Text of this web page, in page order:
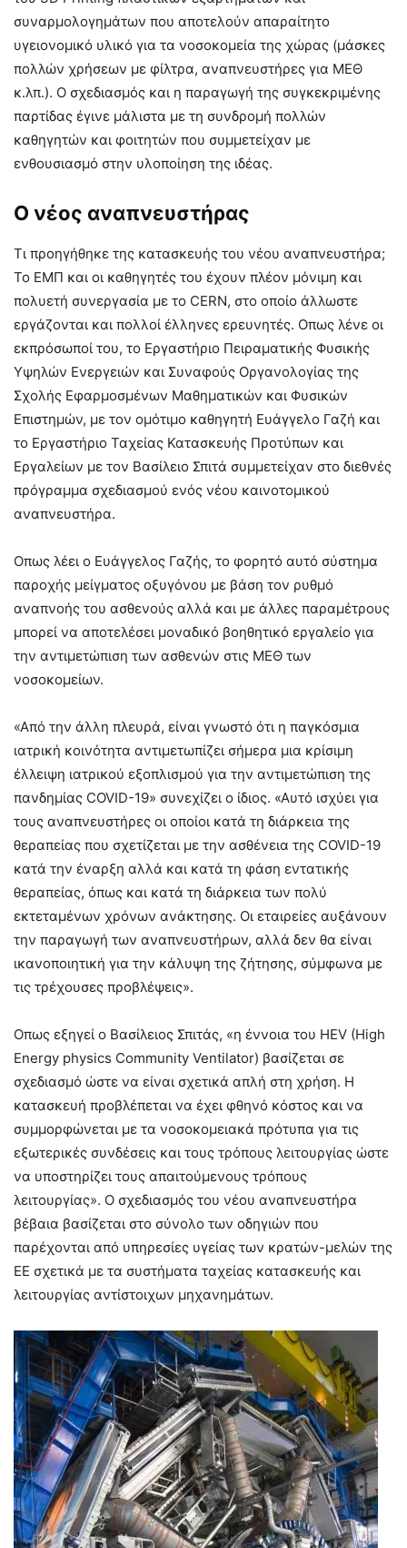
συναρμολογημάτων που αποτελούν απαραίτητο
υγειονομικό υλικό για τα νοσοκομεία της χώρας (μάσκες
πολλών χρήσεων με φίλτρα, αναπνευστήρες για ΜΕΘ
κ.λπ.). Ο σχεδιασμός και η παραγωγή της συγκεκριμένης
παρτίδας έγινε μάλιστα με τη συνδρομή πολλών
καθηγητών και φοιτητών που συμμετείχαν με
ενθουσιασμό στην υλοποίηση της ιδέας.
Ο νέος αναπνευστήρας
Τι προηγήθηκε της κατασκευής του νέου αναπνευστήρα;
Το ΕΜΠ και οι καθηγητές του έχουν πλέον μόνιμη και
πολυετή συνεργασία με το CERN, στο οποίο άλλωστε
εργάζονται και πολλοί έλληνες ερευνητές. Οπως λένε οι
εκπρόσωποί του, το Εργαστήριο Πειραματικής Φυσικής
Υψηλών Ενεργειών και Συναφούς Οργανολογίας της
Σχολής Εφαρμοσμένων Μαθηματικών και Φυσικών
Επιστημών, με τον ομότιμο καθηγητή Ευάγγελο Γαζή και
το Εργαστήριο Ταχείας Κατασκευής Προτύπων και
Εργαλείων με τον Βασίλειο Σπιτά συμμετείχαν στο διεθνές
πρόγραμμα σχεδιασμού ενός νέου καινοτομικού
αναπνευστήρα.
Οπως λέει ο Ευάγγελος Γαζής, το φορητό αυτό σύστημα
παροχής μείγματος οξυγόνου με βάση τον ρυθμό
αναπνοής του ασθενούς αλλά και με άλλες παραμέτρους
μπορεί να αποτελέσει μοναδικό βοηθητικό εργαλείο για
την αντιμετώπιση των ασθενών στις ΜΕΘ των
νοσοκομείων.
«Από την άλλη πλευρά, είναι γνωστό ότι η παγκόσμια
ιατρική κοινότητα αντιμετωπίζει σήμερα μια κρίσιμη
έλλειψη ιατρικού εξοπλισμού για την αντιμετώπιση της
πανδημίας COVID-19» συνεχίζει ο ίδιος. «Αυτό ισχύει για
τους αναπνευστήρες οι οποίοι κατά τη διάρκεια της
θεραπείας που σχετίζεται με την ασθένεια της COVID-19
κατά την έναρξη αλλά και κατά τη φάση εντατικής
θεραπείας, όπως και κατά τη διάρκεια των πολύ
εκτεταμένων χρόνων ανάκτησης. Οι εταιρείες αυξάνουν
την παραγωγή των αναπνευστήρων, αλλά δεν θα είναι
ικανοποιητική για την κάλυψη της ζήτησης, σύμφωνα με
τις τρέχουσες προβλέψεις».
Οπως εξηγεί ο Βασίλειος Σπιτάς, «η έννοια του HEV (High
Energy physics Community Ventilator) βασίζεται σε
σχεδιασμό ώστε να είναι σχετικά απλή στη χρήση. Η
κατασκευή προβλέπεται να έχει φθηνό κόστος και να
συμμορφώνεται με τα νοσοκομειακά πρότυπα για τις
εξωτερικές συνδέσεις και τους τρόπους λειτουργίας ώστε
να υποστηρίζει τους απαιτούμενους τρόπους
λειτουργίας». Ο σχεδιασμός του νέου αναπνευστήρα
βέβαια βασίζεται στο σύνολο των οδηγιών που
παρέχονται από υπηρεσίες υγείας των κρατών-μελών της
ΕΕ σχετικά με τα συστήματα ταχείας κατασκευής και
λειτουργίας αντίστοιχων μηχανημάτων.